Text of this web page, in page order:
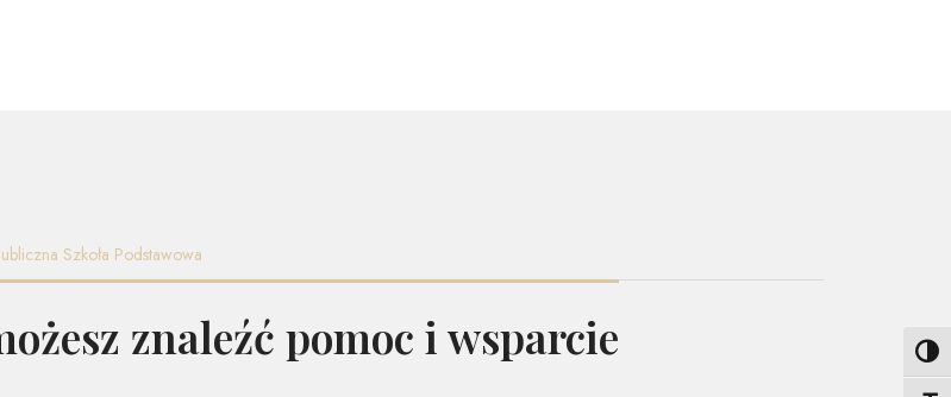
Szkoła Podstawowa
znaleźć pomoc i wsparcie